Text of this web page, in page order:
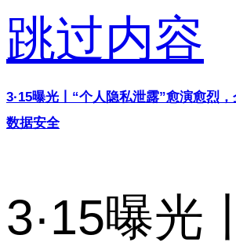
跳过内容
3·15曝光丨“个人隐私泄露”愈演愈烈
数据安全
3·15曝光